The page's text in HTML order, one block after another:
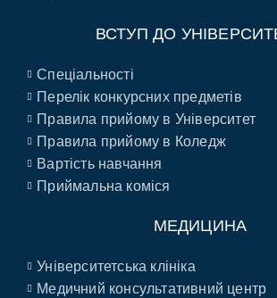
ВСТУП ДО
Спеціальності
Перелік конкурсних предметів
Правила прийому в Університет
Правила прийому в Коледж
Вартість навчання
Приймальна коміся
МЕДИЦИНА
Університетська клініка
Медичний консультативний центр